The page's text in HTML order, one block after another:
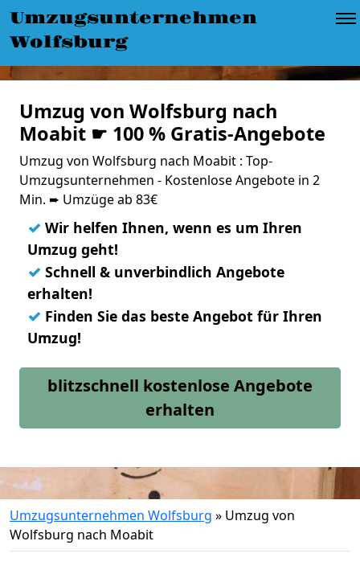
Umzugsunternehmen
Wolfsburg
Umzug von Wolfsburg nach
Moabit ☛ 100 % Gratis-Angebote
Umzug von Wolfsburg nach Moabit : Top-
Umzugsunternehmen - Kostenlose Angebote in 2
Min. ➨ Umzüge ab 83€
✓ Wir helfen Ihnen, wenn es um Ihren
Umzug geht!
✓ Schnell & unverbindlich Angebote
erhalten!
✓ Finden Sie das beste Angebot für Ihren
Umzug!
blitzschnell kostenlose Angebote
erhalten
Umzugsunternehmen Wolfsburg » Umzug von
Wolfsburg nach Moabit